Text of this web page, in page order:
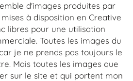
d'images produites par
à disposition en Creative
libres pour une utilisation
Toutes les images du
je ne prends pas toujours le
Mais toutes les images que
sur le site et qui portent mon